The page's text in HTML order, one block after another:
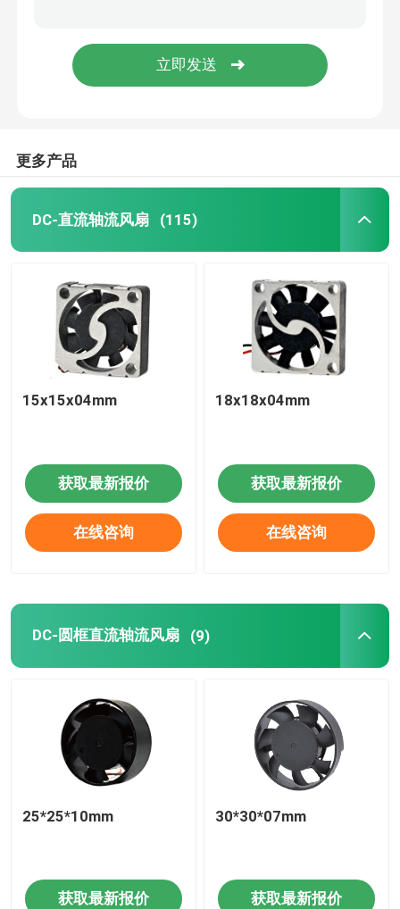
更多产品
DC-直流轴流风扇 (115)
15x15x04mm
获取最新报价
在线咨询
18x18x04mm
获取最新报价
在线咨询
DC-圆框直流轴流风扇 (9)
25*25*10mm
获取最新报价
30*30*07mm
获取最新报价